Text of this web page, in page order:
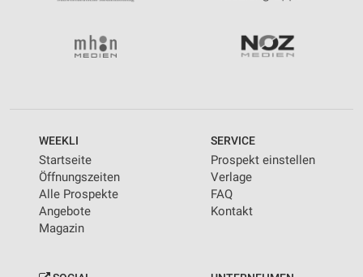
WEEKLI
Startseite
Öffnungszeiten
Alle Prospekte
Angebote
Magazin
SERVICE
Prospekt einstellen
Verlage
FAQ
Kontakt